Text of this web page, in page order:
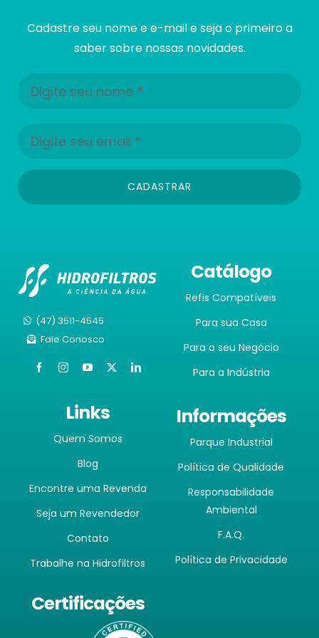
Cadastre seu nome e e-mail e seja o primeiro a
saber sobre nossas novidades.
CADASTRAR
(47) 3511-4545
Fale Conosco
Catálogo
Refis Compatíveis
Para sua Casa
Para o seu Negócio
Para a Indústria
Links
Quem Somos
Blog
Encontre uma Revenda
Seja um Revendedor
Contato
Trabalhe na Hidrofiltros
Informações
Parque Industrial
Política de Qualidade
Responsabilidade
Ambiental
F.A.Q.
Política de Privacidade
Certificações